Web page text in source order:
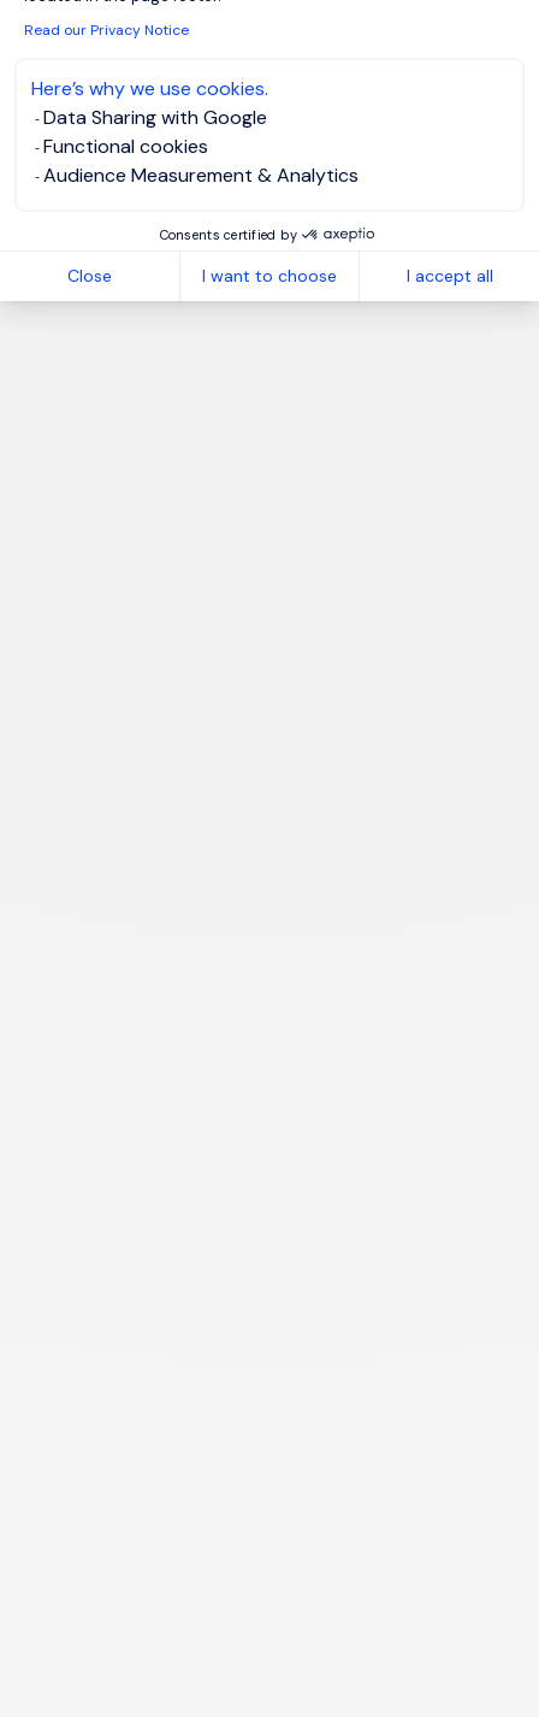
Read our Privacy Notice
Here’s why we use cookies.
Data Sharing with Google
Functional cookies
Audience Measurement & Analytics
Consents certified by
Close I want to choose I accept all